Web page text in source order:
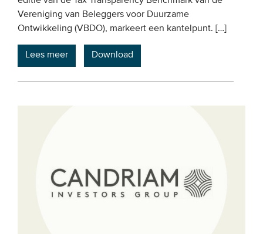
Vereniging van Beleggers voor Duurzame
Ontwikkeling (VBDO), markeert een kantelpunt. […]
Lees meer Download